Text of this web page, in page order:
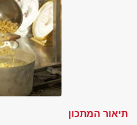
תיאור המתכון